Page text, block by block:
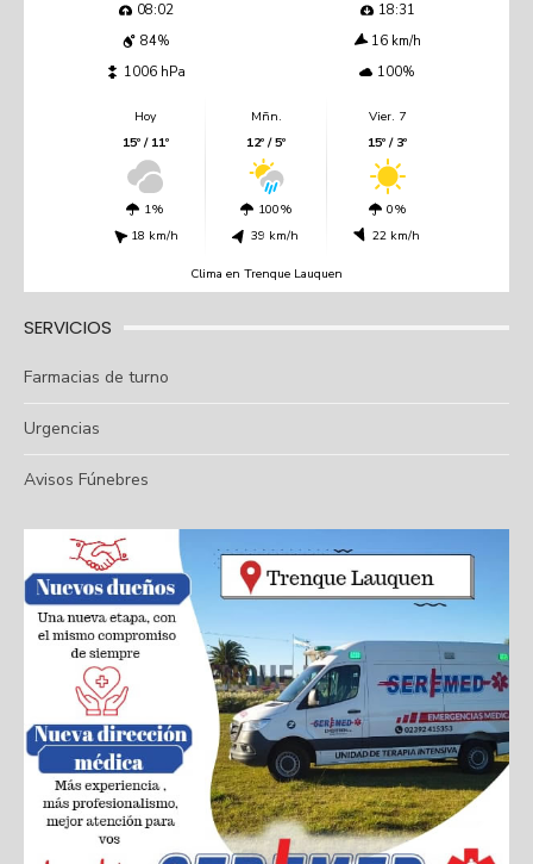
08:02
18:31
84%
16 km/h
1006 hPa
100%
Hoy
15º / 11º
1%
18 km/h
Mñn.
12º / 5º
100%
39 km/h
Vier. 7
15º / 3º
0%
22 km/h
Clima en Trenque Lauquen
SERVICIOS
Farmacias de turno
Urgencias
Avisos Fúnebres